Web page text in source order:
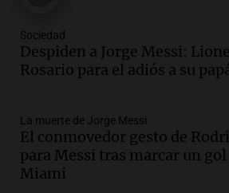
Audio.Messi llegará esta
Rosario para acompañar
Episodios
Audio.Ley de Propiedad
en el Congreso expuso
comunicacional del
Sociedad
Despiden a Jorge Messi:
Rosario para el adiós a su
La muerte de Jorge Messi
El conmovedor gesto de
para Messi tras marcar un
Miami